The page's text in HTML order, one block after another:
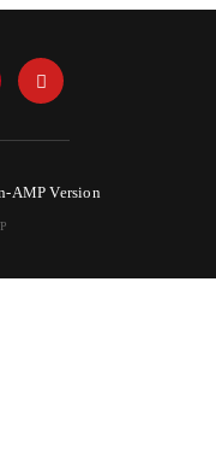
AMP Version